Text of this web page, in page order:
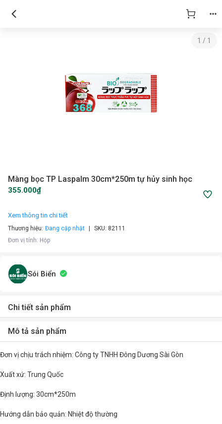
1 / 1
Màng bọc TP Laspalm 30cm*250m tự hủy sinh học
355.000₫
Xem thông tin chi tiết
Thương hiệu: Đang cập nhật SKU: 82111
Đơn vị tính: Hộp
Sói Biển
Chi tiết sản phẩm
Mô tả sản phẩm
Đơn vị chịu trách nhiệm: Công ty TNHH Đông Dương Sài Gòn
Xuất xứ: Trung Quốc
Định lượng: 30cm*250m
Hướng dẫn bảo quản: Nhiệt độ thường